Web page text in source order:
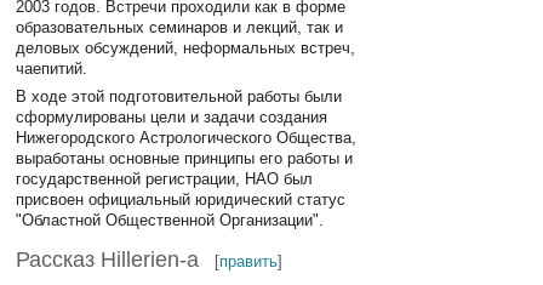
2003 годов. Встречи проходили как в форме
образовательных семинаров и лекций, так и
деловых обсуждений, неформальных встреч,
чаепитий.
В ходе этой подготовительной работы были
сформулированы цели и задачи создания
Нижегородского Астрологического Общества,
выработаны основные принципы его работы и
государственной регистрации, НАО был
присвоен официальный юридический статус
"Областной Общественной Организации".
Рассказ Hillerien-а [править]